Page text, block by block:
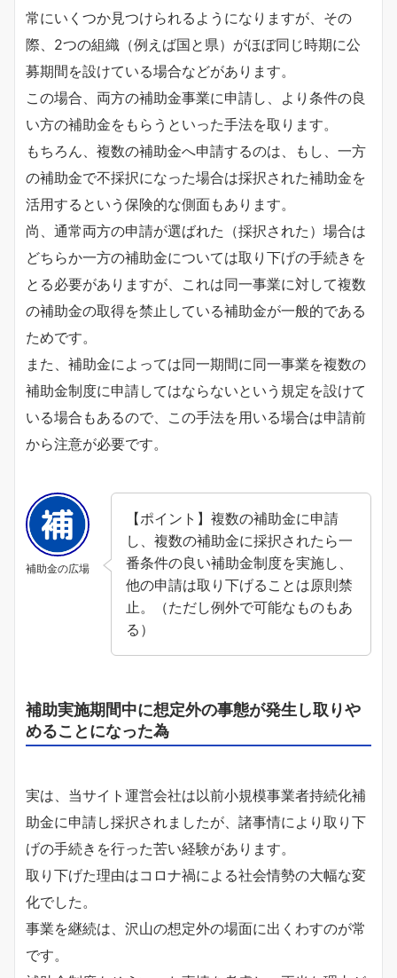
常にいくつか見つけられるようになりますが、その
際、2つの組織（例えば国と県）がほぼ同じ時期に公
募期間を設けている場合などがあります。
この場合、両方の補助金事業に申請し、より条件の良
い方の補助金をもらうといった手法を取ります。
もちろん、複数の補助金へ申請するのは、もし、一方
の補助金で不採択になった場合は採択された補助金を
活用するという保険的な側面もあります。
尚、通常両方の申請が選ばれた（採択された）場合は
どちらか一方の補助金については取り下げの手続きを
とる必要がありますが、これは同一事業に対して複数
の補助金の取得を禁止している補助金が一般的である
ためです。
また、補助金によっては同一期間に同一事業を複数の
補助金制度に申請してはならないという規定を設けて
いる場合もあるので、この手法を用いる場合は申請前
から注意が必要です。
補助金の広場
【ポイント】複数の補助金に申請
し、複数の補助金に採択されたら一
番条件の良い補助金制度を実施し、
他の申請は取り下げることは原則禁
止。（ただし例外で可能なものもあ
る）
補助実施期間中に想定外の事態が発生し取りや
めることになった為
実は、当サイト運営会社は以前小規模事業者持続化補
助金に申請し採択されましたが、諸事情により取り下
げの手続きを行った苦い経験があります。
取り下げた理由はコロナ禍による社会情勢の大幅な変
化でした。
事業を継続は、沢山の想定外の場面に出くわすのが常
です。